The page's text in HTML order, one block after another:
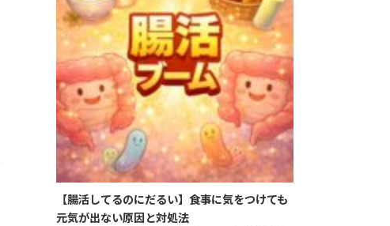
【腸活してるのにだるい】食事に気をつけても
元気が出ない原因と対処法